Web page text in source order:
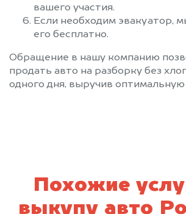
вашего участия.
Если необходим эвакуатор,
его бесплатно.
Обращение в нашу компанию
продать авто на разборку без
одного дня, выручив оптимальную
Похожие
выкупу авто